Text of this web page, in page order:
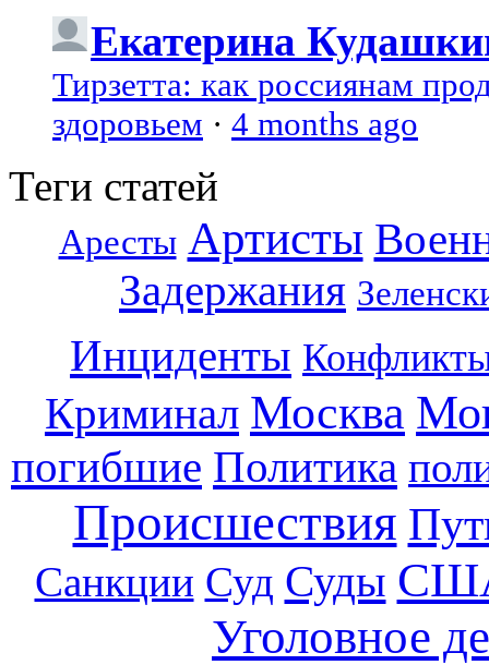
Екатерина
Тирзетта: как россиянам
здоровьем · 4 months ago
Теги статей
Аресты Артисты
Задержания
Инциденты
Криминал Москва
погибшие Политика
Происшествия
Санкции Суд Суды
Уголовное